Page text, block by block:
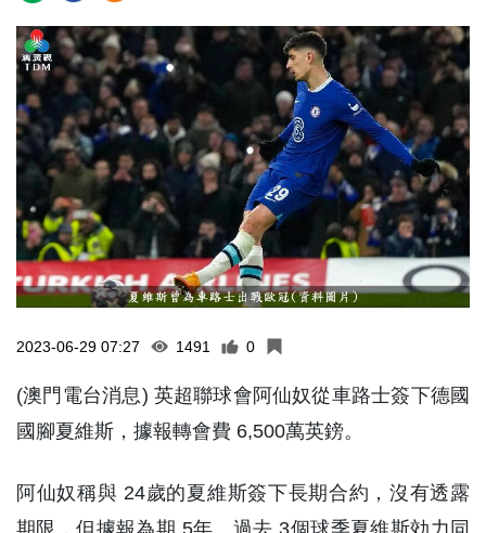
2023-06-29 07:27 1491 0
(澳門電台消息) 英超聯球會阿仙奴從車路士簽下德國
國腳夏維斯，據報轉會費 6,500萬英鎊。
阿仙奴稱與 24歲的夏維斯簽下長期合約，沒有透露
期限，但據報為期 5年。過去 3個球季夏維斯効力同